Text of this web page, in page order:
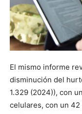
El mismo informe
disminución del
1.329 (2024)), con
celulares, con un